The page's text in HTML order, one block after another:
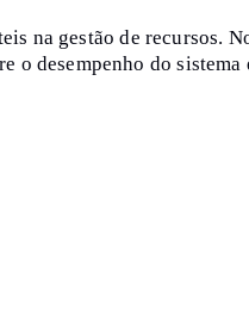
na gestão de recursos.
o desempenho do sistema